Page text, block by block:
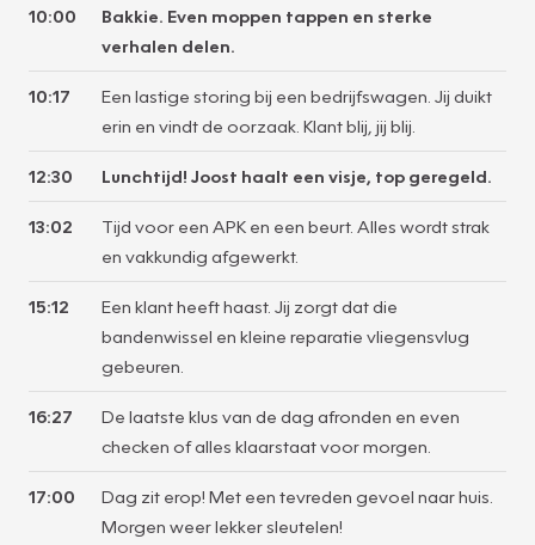
10:00
Bakkie. Even moppen tappen en sterke
verhalen delen.
10:17
Een lastige storing bij een bedrijfswagen. Jij duikt
erin en vindt de oorzaak. Klant blij, jij blij.
12:30 Lunchtijd! Joost haalt een visje, top geregeld.
13:02
Tijd voor een APK en een beurt. Alles wordt strak
en vakkundig afgewerkt.
15:12
Een klant heeft haast. Jij zorgt dat die
bandenwissel en kleine reparatie vliegensvlug
gebeuren.
16:27
De laatste klus van de dag afronden en even
checken of alles klaarstaat voor morgen.
17:00
Dag zit erop! Met een tevreden gevoel naar huis.
Morgen weer lekker sleutelen!